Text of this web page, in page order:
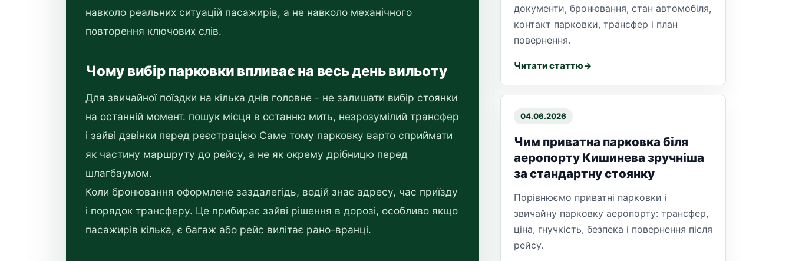
навколо реальних ситуацій пасажирів, а не навколо механічного
повторення ключових слів.
Чому вибір парковки впливає на весь день вильоту
Для звичайної поїздки на кілька днів головне - не залишати вибір стоянки
на останній момент. пошук місця в останню мить, незрозумілий трансфер
і зайві дзвінки перед реєстрацією Саме тому парковку варто сприймати
як частину маршруту до рейсу, а не як окрему дрібницю перед
шлагбаумом.
Коли бронювання оформлене заздалегідь, водій знає адресу, час приїзду
і порядок трансферу. Це прибирає зайві рішення в дорозі, особливо якщо
пасажирів кілька, є багаж або рейс вилітає рано-вранці.
документи, бронювання, стан автомобіля,
контакт парковки, трансфер і план
повернення.
Читати статтю
04.06.2026
Чим приватна парковка біля
аеропорту Кишинева зручніша
за стандартну стоянку
Порівнюємо приватні парковки і
звичайну парковку аеропорту: трансфер,
ціна, гнучкість, безпека і повернення після
рейсу.